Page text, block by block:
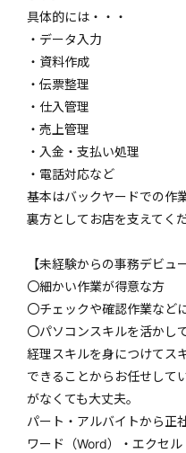
具体的には・・・
・データ入力
・資料作成
・伝票整理
・仕入管理
・売上管理
・入金・支払い処理
・電話対応など
基本はバックヤードでの作
裏方としてお店を支えてく
【未経験からの事務デビュ
〇細かい作業が得意な方
〇チェックや確認作業など
〇パソコンスキルを活かし
経理スキルを身につけてス
できることからお任せして
がなくても大丈夫。
パート・アルバイトから正
ワード（Word）・エクセ